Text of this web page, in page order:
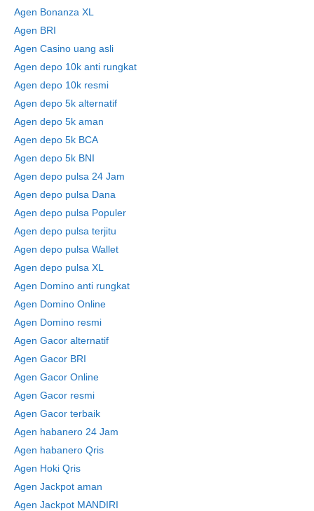
Agen Bonanza XL
Agen BRI
Agen Casino uang asli
Agen depo 10k anti rungkat
Agen depo 10k resmi
Agen depo 5k alternatif
Agen depo 5k aman
Agen depo 5k BCA
Agen depo 5k BNI
Agen depo pulsa 24 Jam
Agen depo pulsa Dana
Agen depo pulsa Populer
Agen depo pulsa terjitu
Agen depo pulsa Wallet
Agen depo pulsa XL
Agen Domino anti rungkat
Agen Domino Online
Agen Domino resmi
Agen Gacor alternatif
Agen Gacor BRI
Agen Gacor Online
Agen Gacor resmi
Agen Gacor terbaik
Agen habanero 24 Jam
Agen habanero Qris
Agen Hoki Qris
Agen Jackpot aman
Agen Jackpot MANDIRI